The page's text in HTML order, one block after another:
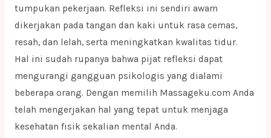
tumpukan pekerjaan. Refleksi ini sendiri awam
dikerjakan pada tangan dan kaki untuk rasa cemas,
resah, dan lelah, serta meningkatkan kwalitas tidur.
Hal ini sudah rupanya bahwa pijat refleksi dapat
mengurangi gangguan psikologis yang dialami
beberapa orang. Dengan memilih Massageku.com Anda
telah mengerjakan hal yang tepat untuk menjaga
kesehatan fisik sekalian mental Anda.